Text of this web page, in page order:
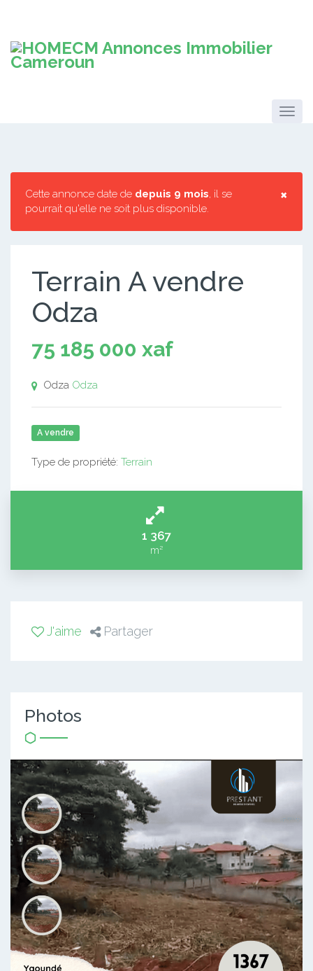
×
Cette annonce date de depuis 9 mois, il se
pourrait qu'elle ne soit plus disponible.
Terrain A vendre
Odza
75 185 000 xaf
Odza Odza
A vendre
Type de propriété: Terrain
1 367
m²
J'aime Partager
Photos